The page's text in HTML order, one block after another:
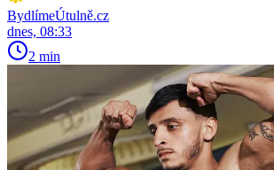
BydlímeÚtulně.cz
dnes, 08:33
2 min